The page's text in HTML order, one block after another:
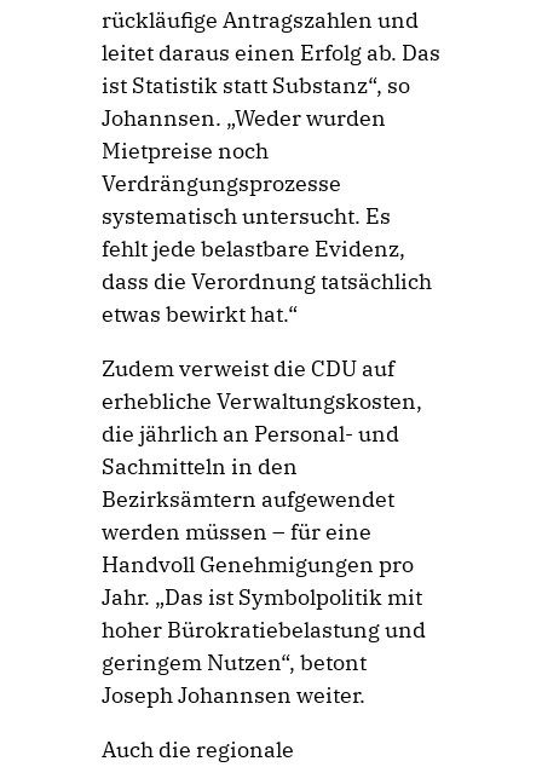
rückläufige Antragszahlen und
leitet daraus einen Erfolg ab. Das
ist Statistik statt Substanz“, so
Johannsen. „Weder wurden
Mietpreise noch
Verdrängungsprozesse
systematisch untersucht. Es
fehlt jede belastbare Evidenz,
dass die Verordnung tatsächlich
etwas bewirkt hat.“
Zudem verweist die CDU auf
erhebliche Verwaltungskosten,
die jährlich an Personal- und
Sachmitteln in den
Bezirksämtern aufgewendet
werden müssen – für eine
Handvoll Genehmigungen pro
Jahr. „Das ist Symbolpolitik mit
hoher Bürokratiebelastung und
geringem Nutzen“, betont
Joseph Johannsen weiter.
Auch die regionale